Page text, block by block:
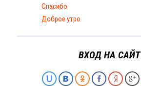
Спасибо
Доброе утро
ВХОД НА САЙТ